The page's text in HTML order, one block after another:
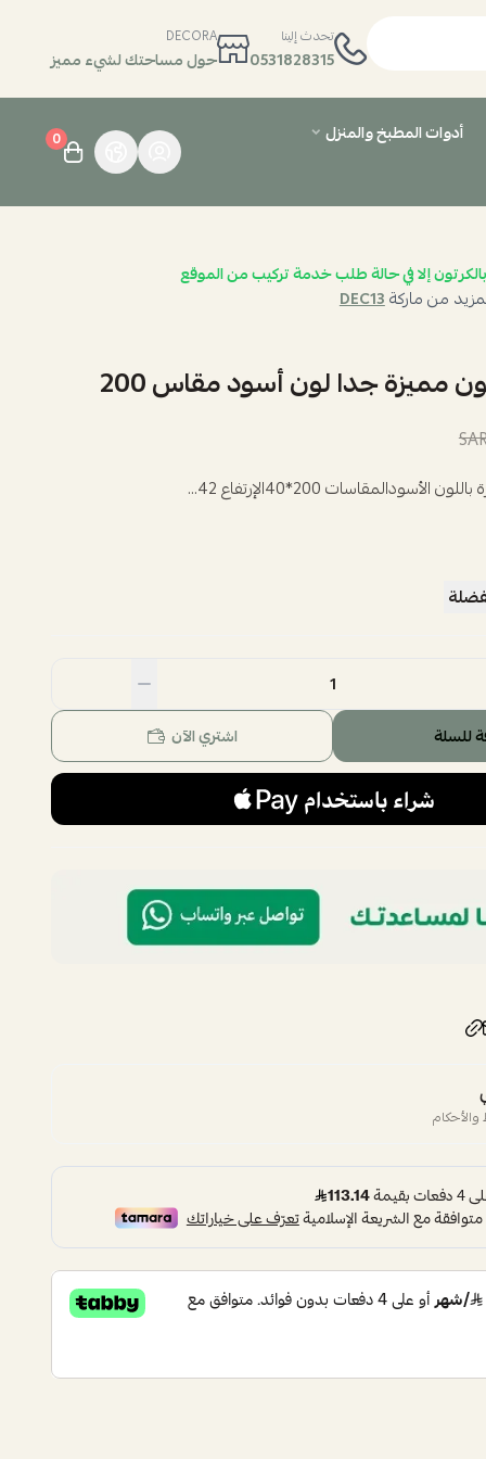
تحدث إلينا
0531828315
DECORA
حول مساحتك لشيء مميز
أدوات المطبخ والمنزل
0
إلا في حالة طلب خدمة تركيب من الموقع
من ماركةDEC13
مميزة جدا لون أسود مقاس 200
200*40الإرتفاع 42...
للسلة اشتري الآن